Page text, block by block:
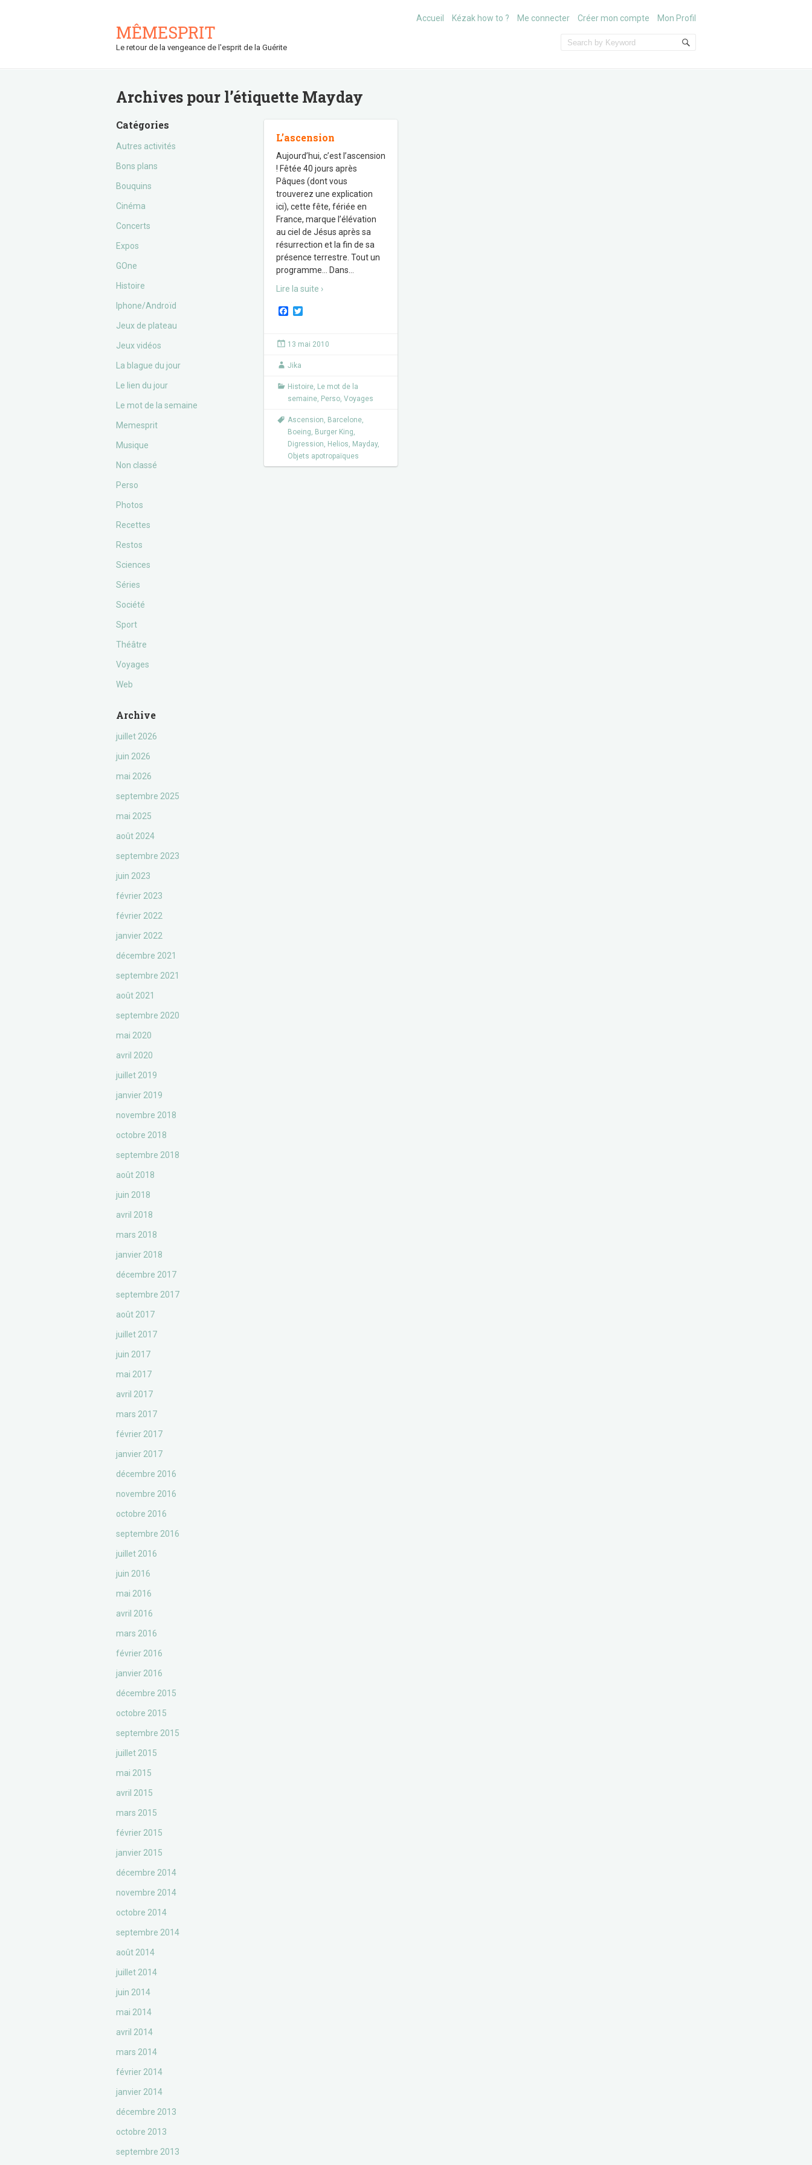
MÊMESPRIT
Le retour de la vengeance de l'esprit de la Guérite
Accueil Kézak how to ? Me connecter Créer mon compte Mon Profil
Archives pour l’étiquette Mayday
Catégories
Autres activités
Bons plans
Bouquins
Cinéma
Concerts
Expos
GOne
Histoire
Iphone/Androïd
Jeux de plateau
Jeux vidéos
La blague du jour
Le lien du jour
Le mot de la semaine
Memesprit
Musique
Non classé
Perso
Photos
Recettes
Restos
Sciences
Séries
Société
Sport
Théâtre
Voyages
Web
Archive
juillet 2026
juin 2026
mai 2026
septembre 2025
mai 2025
août 2024
septembre 2023
juin 2023
février 2023
février 2022
janvier 2022
décembre 2021
septembre 2021
août 2021
septembre 2020
mai 2020
avril 2020
juillet 2019
janvier 2019
novembre 2018
octobre 2018
septembre 2018
août 2018
juin 2018
avril 2018
mars 2018
janvier 2018
décembre 2017
septembre 2017
août 2017
juillet 2017
juin 2017
mai 2017
avril 2017
mars 2017
février 2017
janvier 2017
décembre 2016
novembre 2016
octobre 2016
septembre 2016
juillet 2016
juin 2016
mai 2016
avril 2016
mars 2016
février 2016
janvier 2016
décembre 2015
octobre 2015
septembre 2015
juillet 2015
mai 2015
avril 2015
mars 2015
février 2015
janvier 2015
décembre 2014
novembre 2014
octobre 2014
septembre 2014
août 2014
juillet 2014
juin 2014
mai 2014
avril 2014
mars 2014
février 2014
janvier 2014
décembre 2013
octobre 2013
septembre 2013
L’ascension
Aujourd’hui, c’est l’ascension
! Fêtée 40 jours après
Pâques (dont vous
trouverez une explication
ici), cette fête, fériée en
France, marque l’élévation
au ciel de Jésus après sa
résurrection et la fin de sa
présence terrestre. Tout un
programme… Dans
Lire la suite ›
F
e
b
o
t
13 mai 2010
Jika
Histoire, Le mot de la
semaine, Perso, Voyages
Ascension, Barcelone,
Boeing, Burger King,
Digression, Helios, Mayday,
Objets apotropaïques